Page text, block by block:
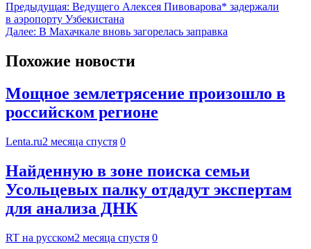
Предыдущая: Ведущего Алексея Пивоварова* задержали
в аэропорту Узбекистана
Далее: В Махачкале вновь загорелась заправка
Похожие новости
Мощное землетрясение произошло в
российском регионе
Lenta.ru2 месяца спустя 0
Найденную в зоне поиска семьи
Усольцевых палку отдадут экспертам
для анализа ДНК
RT на русском2 месяца спустя 0